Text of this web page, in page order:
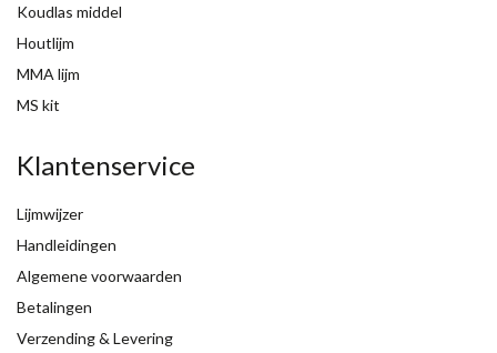
Koudlas middel
Houtlijm
MMA lijm
MS kit
Klantenservice
Lijmwijzer
Handleidingen
Algemene voorwaarden
Betalingen
Verzending & Levering